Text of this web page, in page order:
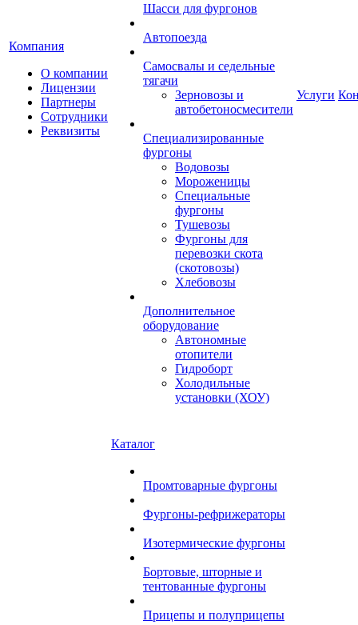
Компания
О компании
Лицензии
Партнеры
Сотрудники
Реквизиты
Шасси для фургонов
Автопоезда
Самосвалы и седельные
тягачи
Зерновозы и
автобетоносмесители
Специализированные
фургоны
Водовозы
Мороженицы
Специальные
фургоны
Тушевозы
Фургоны для
перевозки скота
(скотовозы)
Хлебовозы
Дополнительное
оборудование
Автономные
отопители
Гидроборт
Холодильные
установки (ХОУ)
Услуги
Каталог
Промтоварные фургоны
Фургоны-рефрижераторы
Изотермические фургоны
Бортовые, шторные и
тентованные фургоны
Прицепы и полуприцепы